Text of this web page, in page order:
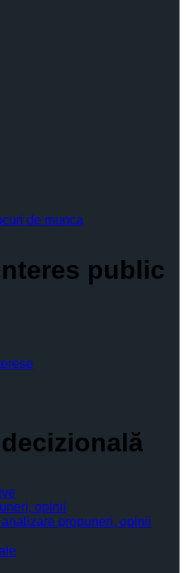
de munca
public
opinii
propuneri, opinii